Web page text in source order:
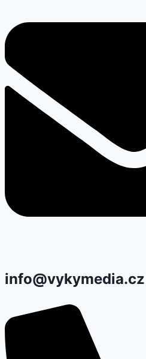
info@vykymedia.cz